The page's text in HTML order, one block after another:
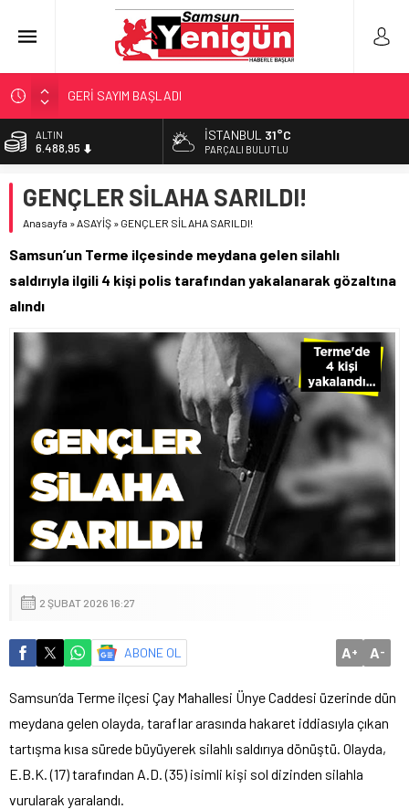
GERİ SAYIM BAŞLADI
SAMSUNSPOR’DA HEDEF 5’İNCİLİK!
‘BAFRA’YA YATIRIM YAPIN!’
YÖNETİCİ SEÇERKEN YAPILAN EN BÜYÜK HATALAR
ALTIN
6.488,95
13.798,82
DOLAR
54,9646
İSTANBUL 31°C
PARÇALI BULUTLU
GENÇLER SİLAHA SARILDI!
Anasayfa »ASAYİŞ » GENÇLER SİLAHA SARILDI!
Samsun’un Terme ilçesinde meydana gelen silahlı
saldırıyla ilgili 4 kişi polis tarafından yakalanarak gözaltına
alındı
2 ŞUBAT 2026 16:27
ABONE OL A+ A-
Samsun’da Terme ilçesi Çay Mahallesi Ünye Caddesi üzerinde dün
meydana gelen olayda, taraflar arasında hakaret iddiasıyla çıkan
tartışma kısa sürede büyüyerek silahlı saldırıya dönüştü. Olayda,
E.B.K. (17) tarafından A.D. (35) isimli kişi sol dizinden silahla
vurularak yaralandı.